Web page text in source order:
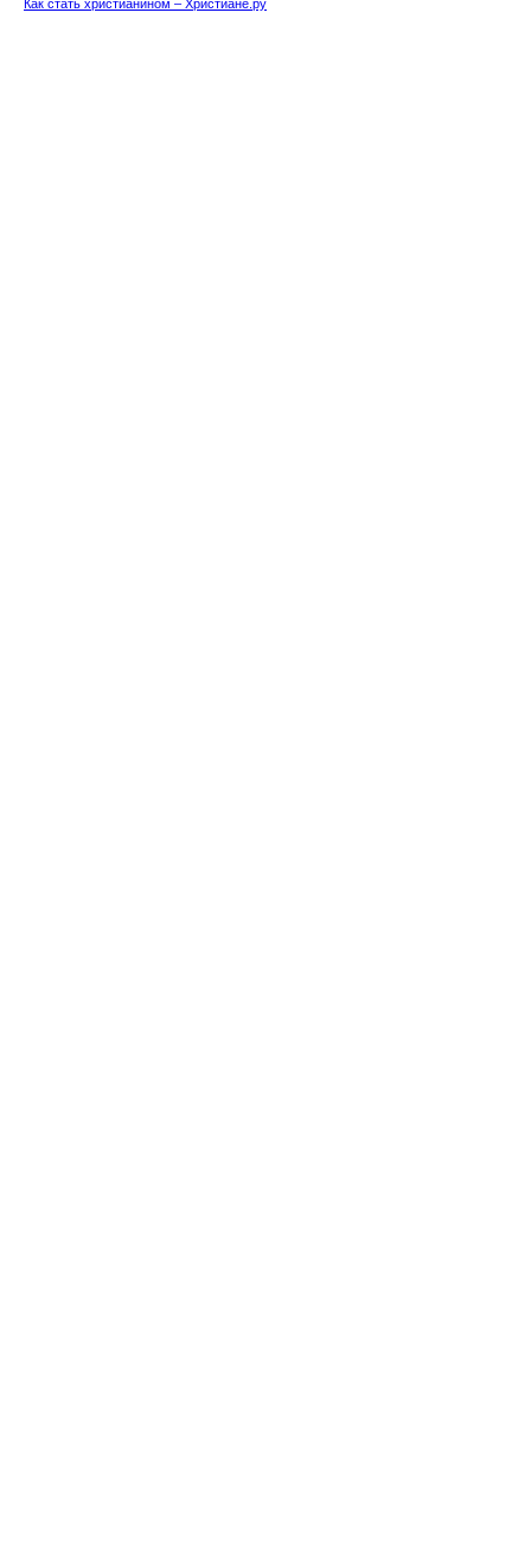
Как стать христианином – Христиане.ру